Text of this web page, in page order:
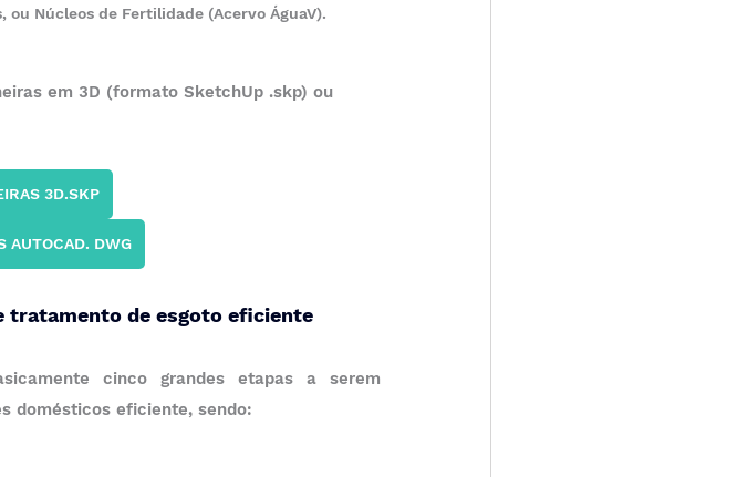
ou Núcleos de Fertilidade (Acervo ÁguaV).
em 3D (formato SketchUp .skp) ou
3D.SKP
AUTOCAD. DWG
tratamento de esgoto eficiente
cinco grandes etapas a serem
domésticos eficiente, sendo: